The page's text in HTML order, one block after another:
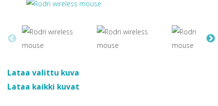
Lataa valittu kuva
Lataa kaikki kuvat